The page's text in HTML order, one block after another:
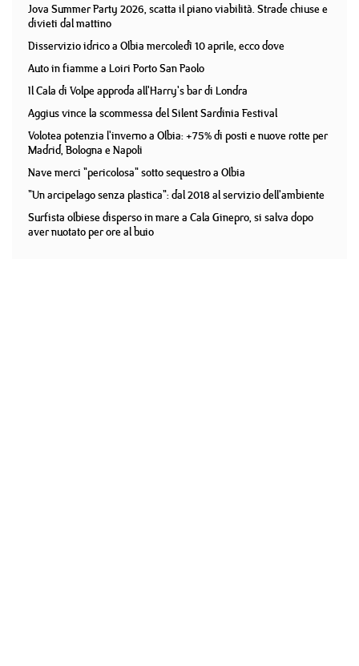
Jova Summer Party 2026, scatta il piano viabilità. Strade chiuse e
divieti dal mattino
Disservizio idrico a Olbia mercoledì 10 aprile, ecco dove
Auto in fiamme a Loiri Porto San Paolo
Il Cala di Volpe approda all'Harry's bar di Londra
Aggius vince la scommessa del Silent Sardinia Festival
Volotea potenzia l'inverno a Olbia: +75% di posti e nuove rotte per
Madrid, Bologna e Napoli
Nave merci "pericolosa" sotto sequestro a Olbia
"Un arcipelago senza plastica": dal 2018 al servizio dell'ambiente
Surfista olbiese disperso in mare a Cala Ginepro, si salva dopo
aver nuotato per ore al buio